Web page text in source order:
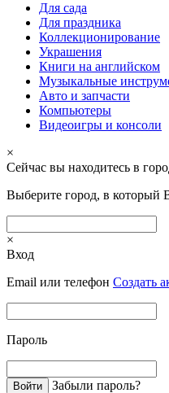
Для сада
Для праздника
Коллекционирование
Украшения
Книги на английском
Музыкальные
Авто и запчасти
Компьютеры
Видеоигры и консоли
×
Сейчас вы находитесь в
Выберите город, в который
×
Вход
Email или телефон Создать
Пароль
Забыли пароль?